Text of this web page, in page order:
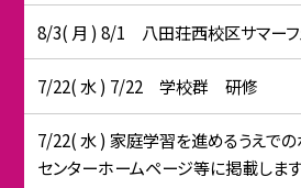
8/3( 月 ) 8/1 八田荘西校区サマーフ
7/22( 水 ) 7/22 学校群 研修
7/22( 水 ) 家庭学習を進めるうえで
センターホームページ等に掲載します